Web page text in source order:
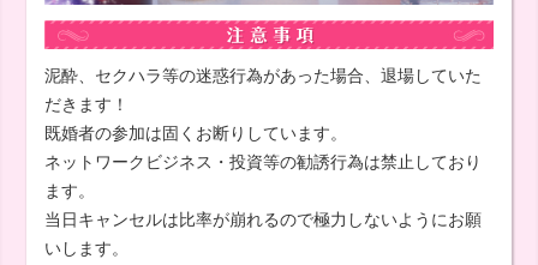
泥酔、セクハラ等の迷惑行為があった場合、退場していた
だきます！
既婚者の参加は固くお断りしています。
ネットワークビジネス・投資等の勧誘行為は禁止しており
ます。
当日キャンセルは比率が崩れるので極力しないようにお願
いします。